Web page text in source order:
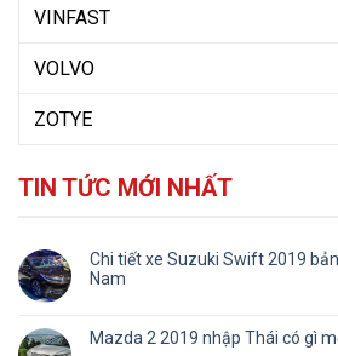
VINFAST
VOLVO
ZOTYE
TIN TỨC MỚI NHẤT
Chi tiết xe Suzuki Swift 2019
Nam
Mazda 2 2019 nhập Thái có gì